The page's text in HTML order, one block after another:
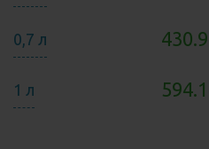
0,7 л
1 л